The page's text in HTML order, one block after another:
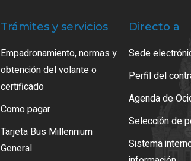
Trámites y servicios
Empadronamiento, normas y
obtención del volante o
certificado
Como pagar
Tarjeta Bus Millennium
General
Directo a
Sede
Perfil del
Agenda de
Selección de
Sistema